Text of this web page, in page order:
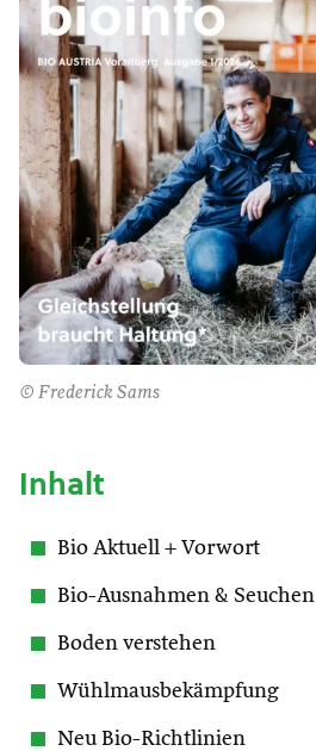
© Frederick Sams
Inhalt
Bio Aktuell + Vorwort
Bio-Ausnahmen & Seuchen
Boden verstehen
Wühlmausbekämpfung
Neu Bio-Richtlinien